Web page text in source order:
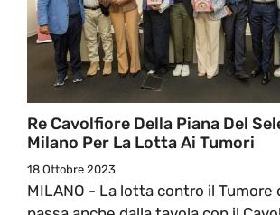
Re Cavolfiore Della Piana Del
Milano Per La Lotta Ai Tumori
18 Ottobre 2023
MILANO - La lotta contro il Tumore